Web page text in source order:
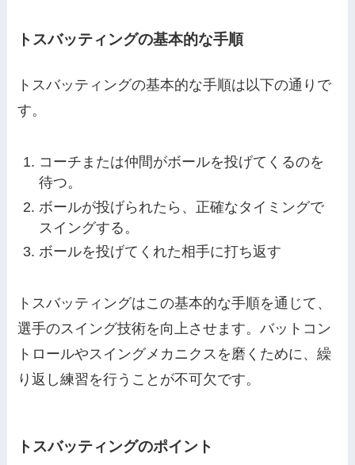
トスバッティングの基本的な手順
トスバッティングの基本的な手順は以下の通りで
す。
コーチまたは仲間がボールを投げてくるのを
待つ。
ボールが投げられたら、正確なタイミングで
スイングする。
ボールを投げてくれた相手に打ち返す
トスバッティングはこの基本的な手順を通じて、
選手のスイング技術を向上させます。バットコン
トロールやスイングメカニクスを磨くために、繰
り返し練習を行うことが不可欠です。
トスバッティングのポイント